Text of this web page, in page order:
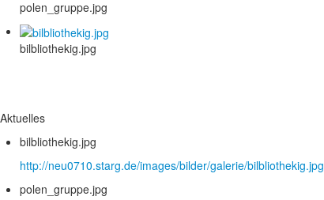
polen_gruppe.jpg
bilbliothekig.jpg
Aktuelles
bilbliothekig.jpg
http://neu0710.starg.de/images/bilder/galerie/bilbliothekig.jpg
polen_gruppe.jpg